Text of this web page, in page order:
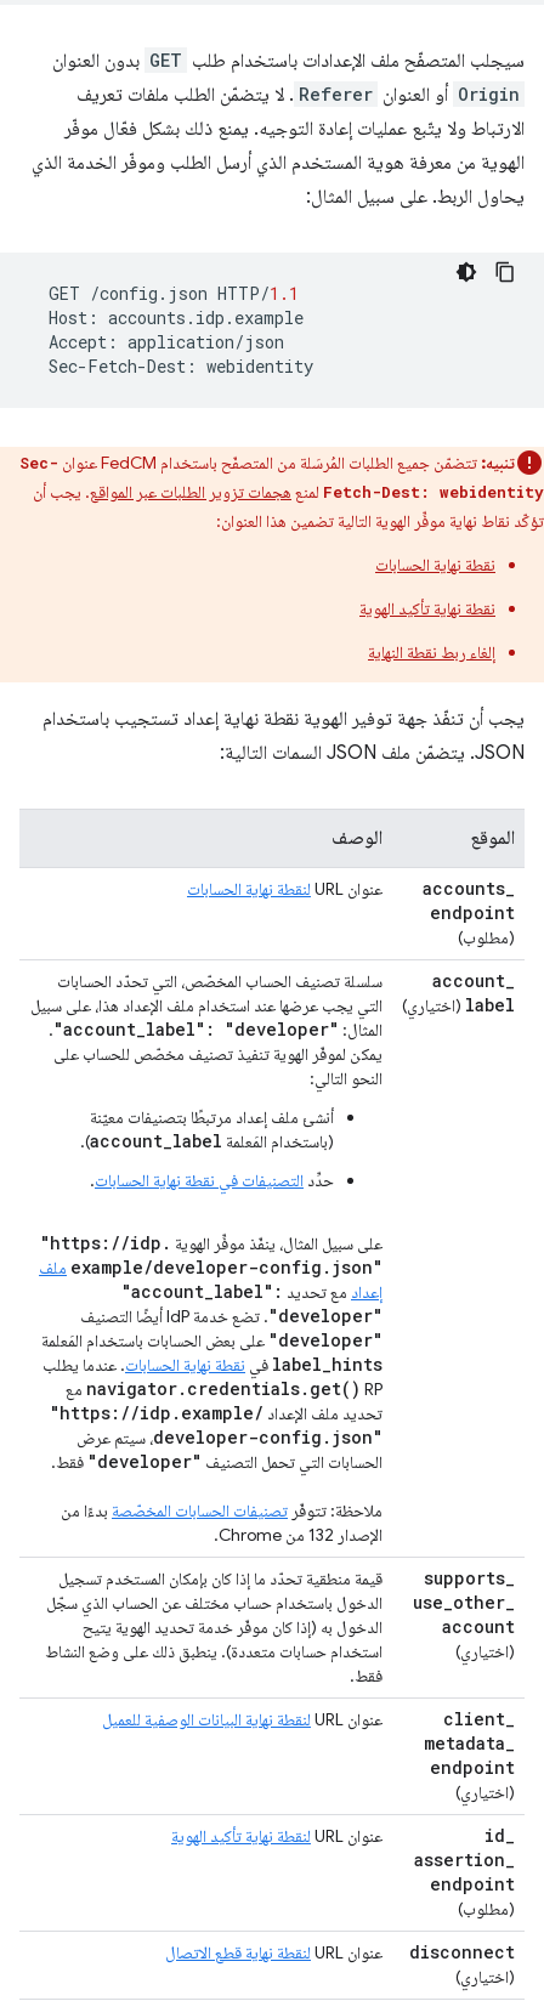
سيجلب المتصفّح ملف الإعدادات باستخدام طلب GET بدون العنوان
Origin أو العنوان Referer . لا يتضمّن الطلب ملفات تعريف
الارتباط ولا يتّبع عمليات إعادة التوجيه. يمنع ذلك بشكل فعّال موفّر
الهوية من معرفة هوية المستخدم الذي أرسل الطلب وموفّر الخدمة الذي
يحاول الربط. على سبيل المثال:
GET /config . json HTTP/1.1
Host : accounts . idp . example
Accept : application/json
Sec-Fetch-Dest : webidentity
تنبيه: تتضمّن جميع الطلبات المُرسَلة من المتصفّح باستخدام FedCM عنوان
Sec-
Fetch-Dest: webidentity لمنع هجمات تزوير الطلبات عبر المواقع. يجب أن
تؤكّد نقاط نهاية موفِّر الهوية التالية تضمين هذا العنوان:
نقطة نهاية الحسابات
نقطة نهاية تأكيد الهوية
إلغاء ربط نقطة النهاية
يجب أن تنفّذ جهة توفير الهوية نقطة نهاية إعداد تستجيب باستخدام
JSON. يتضمّن ملف JSON السمات التالية:
الموقع الوصف
accounts_
endpoint
(مطلوب)
عنوان URL لنقطة نهاية الحسابات
account_
label (اختياري)
سلسلة تصنيف الحساب المخصّص، التي تحدّد الحسابات
التي يجب عرضها عند استخدام ملف الإعداد هذا، على سبيل
المثال:
"account_label": "developer"
.
يمكن لموفّر الهوية تنفيذ تصنيف مخصّص للحساب على
النحو التالي:
أنشئ ملف إعداد مرتبطًا بتصنيفات معيّنة
(باستخدام المَعلمة account_label
).
حدِّد التصنيفات في نقطة نهاية الحسابات.
على سبيل المثال، ينفّذ موفِّر الهوية "https: //idp .
example/developer-config . json"
ملف
إعداد مع تحديد "account_label":
"developer". تضع خدمة IdP أيضًا التصنيف
"developer" على بعض الحسابات باستخدام المَعلمة
label_hints في نقطة نهاية الحسابات. عندما يطلب
RP
navigator. credentials. get( )
مع
تحديد ملف الإعداد
"https: //idp . example/
developer-config . json"
، سيتم عرض
الحسابات التي تحمل التصنيف "developer" فقط.
ملاحظة: تتوفّر تصنيفات الحسابات المخصّصة بدءًا من
الإصدار 132 من Chrome.
supports_
use_other_
account
(اختياري)
قيمة منطقية تحدّد ما إذا كان بإمكان المستخدم تسجيل
الدخول باستخدام حساب مختلف عن الحساب الذي سجّل
الدخول به (إذا كان موفّر خدمة تحديد الهوية يتيح
استخدام حسابات متعددة). ينطبق ذلك على وضع النشاط
فقط.
client_
metadata_
endpoint
(اختياري)
عنوان URL لنقطة نهاية البيانات الوصفية للعميل
id_
assertion_
endpoint
(مطلوب)
عنوان URL لنقطة نهاية تأكيد الهوية
disconnect
(اختياري)
عنوان URL لنقطة نهاية قطع الاتصال